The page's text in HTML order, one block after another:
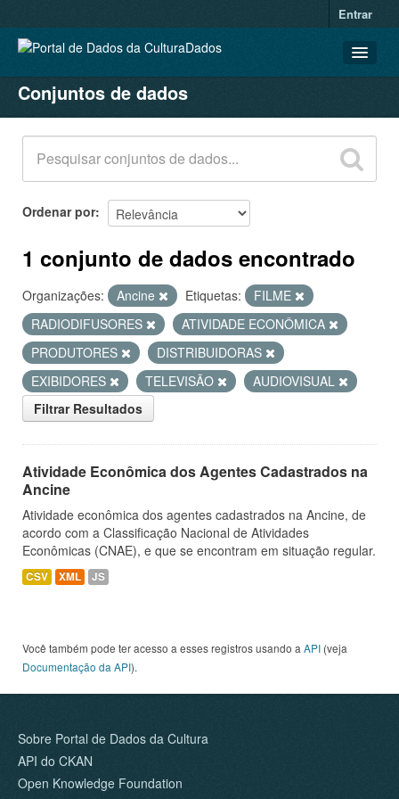
Entrar
CONJUNTOS DE DADOS
ORGANIZAÇÕES
GRUPOS
SOBRE
Conjuntos de dados
Ordenar por
1 conjunto de dados encontrado
Organizações: Ancine Etiquetas:
FILME
RADIODIFUSORES
ATIVIDADE ECONÔMICA
PRODUTORES
DISTRIBUIDORAS
EXIBIDORES
TELEVISÃO
AUDIOVISUAL
Filtrar Resultados
Atividade Econômica dos Agentes Cadastrados na
Ancine
Atividade econômica dos agentes cadastrados na Ancine, de
acordo com a Classificação Nacional de Atividades
Econômicas (CNAE), e que se encontram em situação regular.
CSV XML JS
Você também pode ter acesso a esses registros usando a API (veja
Documentação da API).
Sobre Portal de Dados da Cultura
API do CKAN
Open Knowledge Foundation